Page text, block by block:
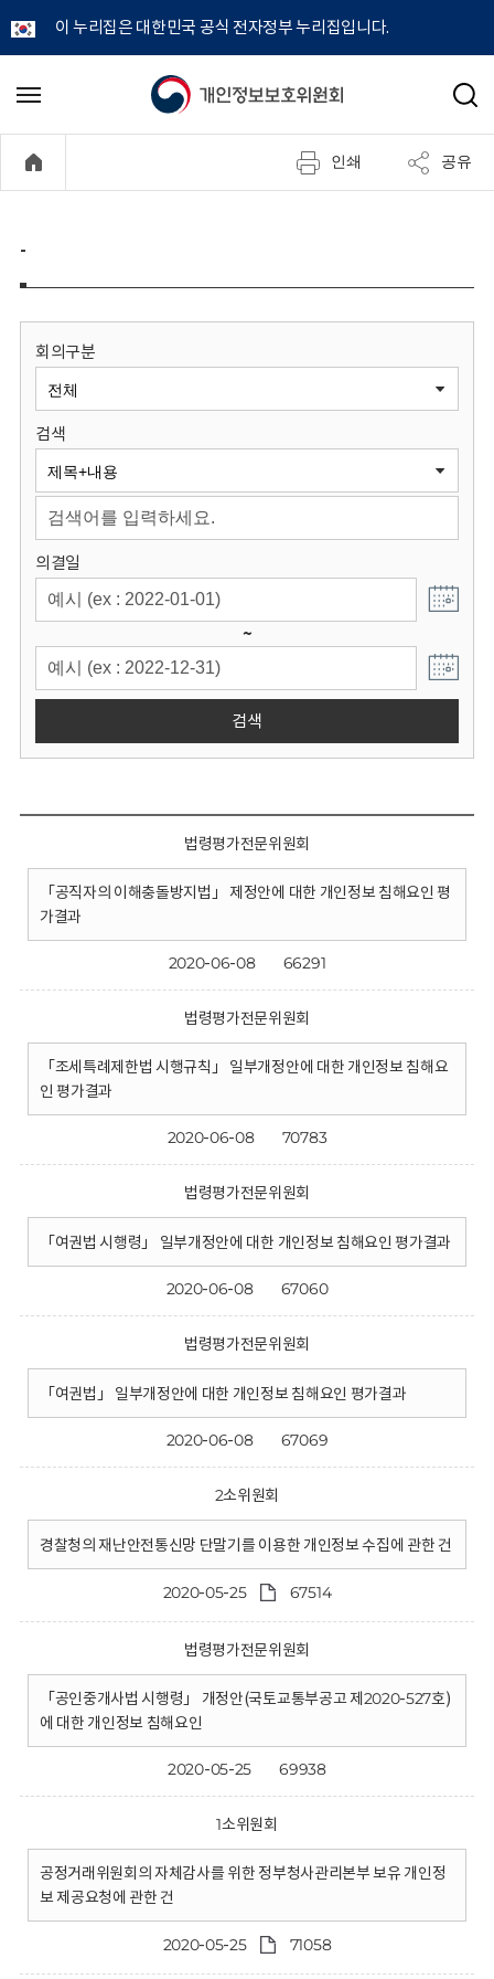
이 누리집은 대한민국 공식 전자정부 누리집입니다.
개
정
보
원
회
메
기
검
인쇄 공유
-
회의구분
검색
의결일
~
검색
법령평가전문위원회
「공직자의 이해충돌방지법」 제정안에 대한 개인정보 침해요인 평
가결과
2020-06-08 66291
법령평가전문위원회
「조세특례제한법 시행규칙」 일부개정안에 대한 개인정보 침해요
인 평가결과
2020-06-08 70783
법령평가전문위원회
「여권법 시행령」 일부개정안에 대한 개인정보 침해요인 평가결과
2020-06-08 67060
법령평가전문위원회
「여권법」 일부개정안에 대한 개인정보 침해요인 평가결과
2020-06-08 67069
2소위원회
경찰청의 재난안전통신망 단말기를 이용한 개인정보 수집에 관한 건
2020-05-25 67514
법령평가전문위원회
「공인중개사법 시행령」 개정안(국토교통부공고 제2020-527호)
에 대한 개인정보 침해요인
2020-05-25 69938
1소위원회
공정거래위원회의 자체감사를 위한 정부청사관리본부 보유 개인정
보 제공요청에 관한 건
2020-05-25 71058